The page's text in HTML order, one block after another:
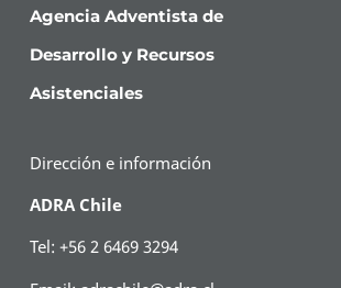
Agencia Adventista de
Desarrollo y Recursos
Asistenciales
Dirección e información
ADRA Chile
Tel: +56 2 6469 3294